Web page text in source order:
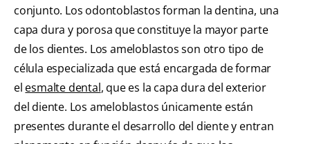
conjunto. Los odontoblastos forman la dentina, una
capa dura y porosa que constituye la mayor parte
de los dientes. Los ameloblastos son otro tipo de
célula especializada que está encargada de formar
el esmalte dental, que es la capa dura del exterior
del diente. Los ameloblastos únicamente están
presentes durante el desarrollo del diente y entran